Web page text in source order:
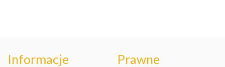
Informacje Prawne